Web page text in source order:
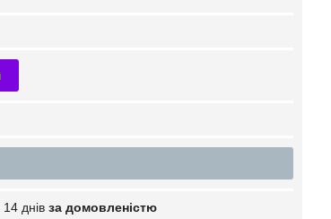
днів за домовленістю